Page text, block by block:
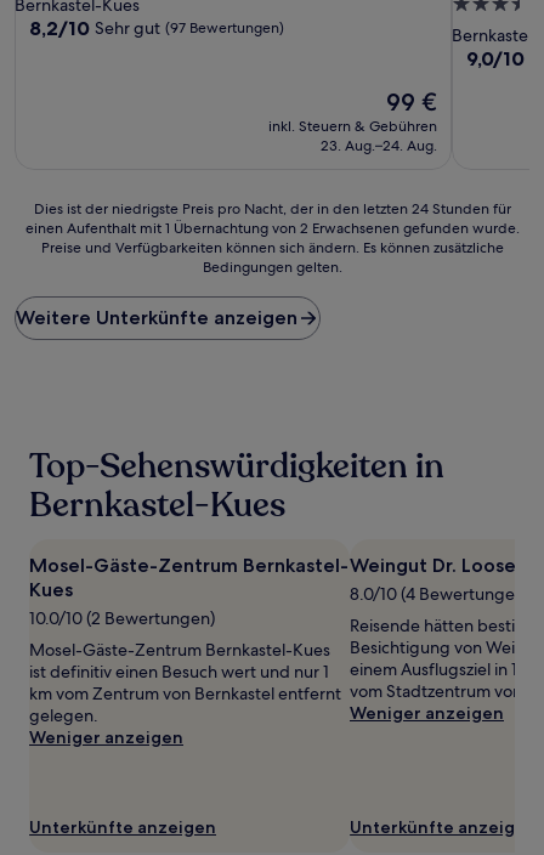
8.2
8,2/10 Sehr gut (97 Bewertungen)
Der
Preis
beträgt
99 €
inkl. Steuern & Gebühren
23. Aug.–24. Aug.
Sterne-
Bernkastel-
9.0
9,0/10
Dies
ist
Preis
pro
Nacht,
24 Stunden
einen
Aufenthalt
1 Übernachtung
von
2 Erwachsenen
gefunden
wurde.
Preise
und
Verfügbarkeiten
können
können
zusätzliche
Dies ist der niedrigste Preis pro Nacht, der in den letzten 24 Stunden für
einen Aufenthalt mit 1 Übernachtung von 2 Erwachsenen gefunden wurde.
Preise und Verfügbarkeiten können sich ändern. Es können zusätzliche
Bedingungen gelten.
Weitere Unterkünfte anzeigen
Top-Sehenswürdigkeiten in
Bernkastel-Kues
Mosel-Gäste-Zentrum Bernkastel-
Kues
10.0/10 (2 Bewertungen)
Mosel-Gäste-Zentrum Bernkastel-Kues
ist definitiv einen Besuch wert und nur 1
km vom Zentrum von Bernkastel entfernt
gelegen.
Weniger anzeigen
Unterkünfte anzeigen
Weingut Dr. Loosen
8.0/10 (4 Bewertungen)
Reisende hätten
Besichtigung von
einem Ausflugsziel in 1,8
vom Stadtzentrum von
Weniger anzeigen
Unterkünfte anzeigen